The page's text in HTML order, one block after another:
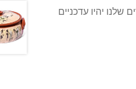
יהיו עדכניים